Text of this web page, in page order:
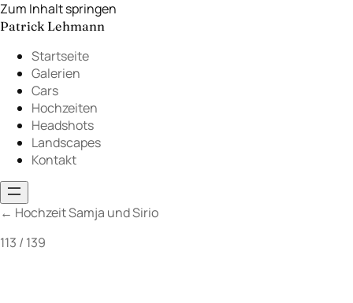
Zum Inhalt springen
Patrick Lehmann
Startseite
Galerien
Cars
Hochzeiten
Headshots
Landscapes
Kontakt
← Hochzeit Samja und Sirio
113 / 139